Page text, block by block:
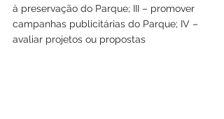
à preservação do Parque; III – promover
campanhas publicitárias do Parque; IV –
avaliar projetos ou propostas